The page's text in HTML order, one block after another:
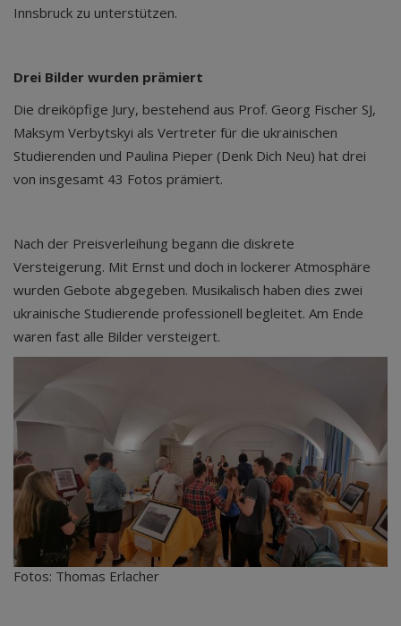
Innsbruck zu unterstützen.
Drei Bilder wurden prämiert
Die dreiköpfige Jury, bestehend aus Prof. Georg Fischer SJ,
Maksym Verbytskyi als Vertreter für die ukrainischen
Studierenden und Paulina Pieper (Denk Dich Neu) hat drei
von insgesamt 43 Fotos prämiert.
Nach der Preisverleihung begann die diskrete
Versteigerung. Mit Ernst und doch in lockerer Atmosphäre
wurden Gebote abgegeben. Musikalisch haben dies zwei
ukrainische Studierende professionell begleitet. Am Ende
waren fast alle Bilder versteigert.
Fotos: Thomas Erlacher